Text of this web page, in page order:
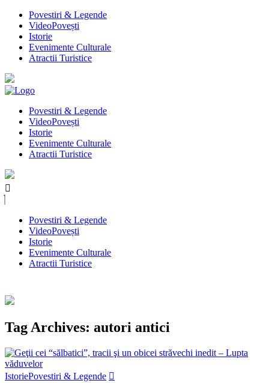
Povestiri & Legende
VideoPovești
Istorie
Evenimente Culturale
Atractii Turistice
Povestiri & Legende
VideoPovești
Istorie
Evenimente Culturale
Atractii Turistice
Povestiri & Legende
VideoPovești
Istorie
Evenimente Culturale
Atractii Turistice
Tag Archives: autori antici
IstoriePovestiri & Legende